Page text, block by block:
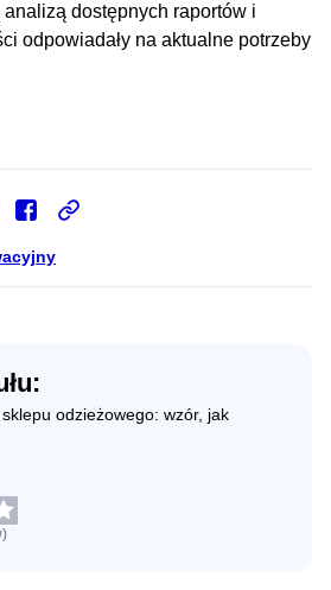
dostępnych raportów i
odpowiadały na aktualne potrzeby
odzieżowego: wzór, jak
)